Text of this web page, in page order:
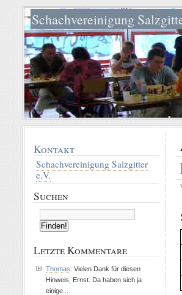
Schachvereinigung
Kontakt
Schachvereinigung Salzgitter
e.V.
Suchen
Letzte Kommentare
Thomas: Vielen Dank für diesen
Hinweis, Ernst. Da haben sich ja
einige...